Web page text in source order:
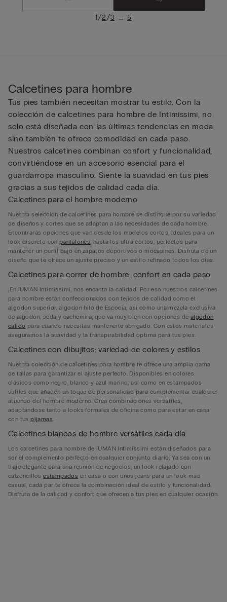
1/2/3 ... 5
Calcetines para hombre
Tus pies también necesitan mostrar tu estilo. Con la
colección de calcetines para hombre de Intimissimi, no
solo está diseñada con las últimas tendencias en moda
sino también te ofrece comodidad en cada paso.
Nuestros calcetines combinan confort y funcionalidad,
convirtiéndose en un accesorio esencial para el
guardarropa masculino. Siente la suavidad en tus pies
gracias a sus tejidos de calidad cada día.
Calcetines para el hombre moderno
Nuestra selección de calcetines para hombre se distingue por su variedad
de diseños y cortes que se adaptan a las necesidades de cada hombre.
Encontrarás opciones que van desde los modelos cortos, ideales para un
look discreto conpantalones, hasta los ultra cortos, perfectos para
mantener un perfil bajo en zapatos deportivos o mocasines. Disfruta de un
diseño que te ofrece un ajuste preciso y un estilo refinado todos los días.
Calcetines para correr de hombre, confort en cada paso
¡En IUMAN Intimissimi, nos encanta la calidad! Por eso nuestros calcetines
para hombre están confeccionados con tejidos de calidad como el
algodón superior, algodón hilo de Escocia, así como una mezcla exclusiva
de algodón, seda y cachemira, que va muy bien con opciones de algodón
cálido para cuando necesitas mantenerte abrigado. Con estos materiales
aseguramos la suavidad y la transpirabilidad óptima para tus pies.
Calcetines con dibujitos: variedad de colores y estilos
Nuestra colección de calcetines para hombre te ofrece una amplia gama
de tallas para garantizar el ajuste perfecto. Disponibles en colores
clásicos como negro, blanco y azul marino, así como en estampados
sutiles que añaden un toque de personalidad para complementar cualquier
atuendo del hombre moderno. Crea combinaciones versátiles,
adaptándose tanto a looks formales de oficina como para estar en casa
con tuspijamas.
Calcetines blancos de hombre versátiles cada día
Los calcetines para hombre de IUMAN Intimissimi están diseñados para
ser el complemento perfecto en cualquier conjunto diario. Ya sea con un
traje elegante para una reunión de negocios, un look relajado con
calzoncillosestampados en casa o con unos jeans para un look más
casual, cada par te ofrece la combinación ideal de estilo y funcionalidad.
Disfruta de la calidad y confort que ofrecen a tus pies en cualquier ocasión.